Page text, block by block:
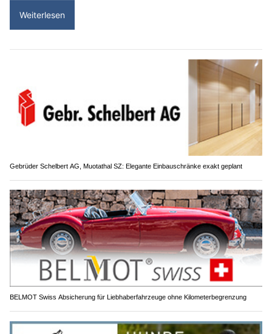
Weiterlesen
Gebrüder Schelbert AG, Muotathal SZ: Elegante Einbauschränke exakt geplant
BELMOT Swiss Absicherung für Liebhaberfahrzeuge ohne Kilometerbegrenzung